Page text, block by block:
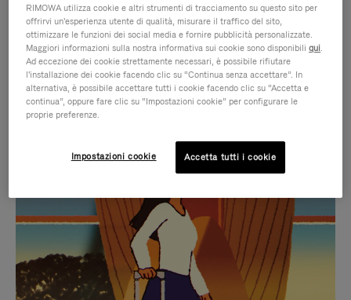
NON
È
IN
PAUSA,
È
SILENZIATO,
PREMI
PER
SELEZIONI REGALO CURATE
Trova la compagna perfetta
per ogni viaggio
RIMOWA utilizza cookie e altri strumenti di tracciamento su questo sito per
offrirvi un'esperienza utente di qualità, misurare il traffico del sito,
ottimizzare le funzioni dei social media e fornire pubblicità personalizzate.
Maggiori informazioni sulla nostra informativa sui cookie sono disponibiliqui.
Ad eccezione dei cookie strettamente necessari, è possibile rifiutare
l'installazione dei cookie facendo clic su “Continua senza accettare”. In
alternativa, è possibile accettare tutti i cookie facendo clic su “Accetta e
continua”, oppure fare clic su “Impostazioni cookie” per configurare le
proprie preferenze.
Impostazioni cookie Accetta tutti i cookie